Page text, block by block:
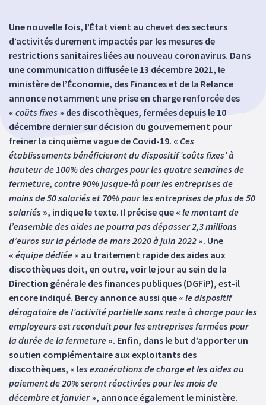
Une nouvelle fois, l’État vient au chevet des secteurs
d’activités durement impactés par les mesures de
restrictions sanitaires liées au nouveau coronavirus. Dans
une communication diffusée le 13 décembre 2021, le
ministère de l’Économie, des Finances et de la Relance
annonce notamment une prise en charge renforcée des
« coûts fixes » des discothèques, fermées depuis le 10
décembre dernier sur décision du gouvernement pour
freiner la cinquième vague de Covid-19. « Ces
établissements bénéficieront du dispositif ‘coûts fixes’ à
hauteur de 100% des charges pour les quatre semaines de
fermeture, contre 90% jusque-là pour les entreprises de
moins de 50 salariés et 70% pour les entreprises de plus de 50
salariés », indique le texte. Il précise que « le montant de
l’ensemble des aides ne pourra pas dépasser 2,3 millions
d’euros sur la période de mars 2020 à juin 2022 ». Une
« équipe dédiée » au traitement rapide des aides aux
discothèques doit, en outre, voir le jour au sein de la
Direction générale des finances publiques (DGFiP), est-il
encore indiqué. Bercy annonce aussi que « le dispositif
dérogatoire de l’activité partielle sans reste à charge pour les
employeurs est reconduit pour les entreprises fermées pour
la durée de la fermeture ». Enfin, dans le but d’apporter un
soutien complémentaire aux exploitants des
discothèques, « les exonérations de charge et les aides au
paiement de 20% seront réactivées pour les mois de
décembre et janvier», annonce également le ministère.